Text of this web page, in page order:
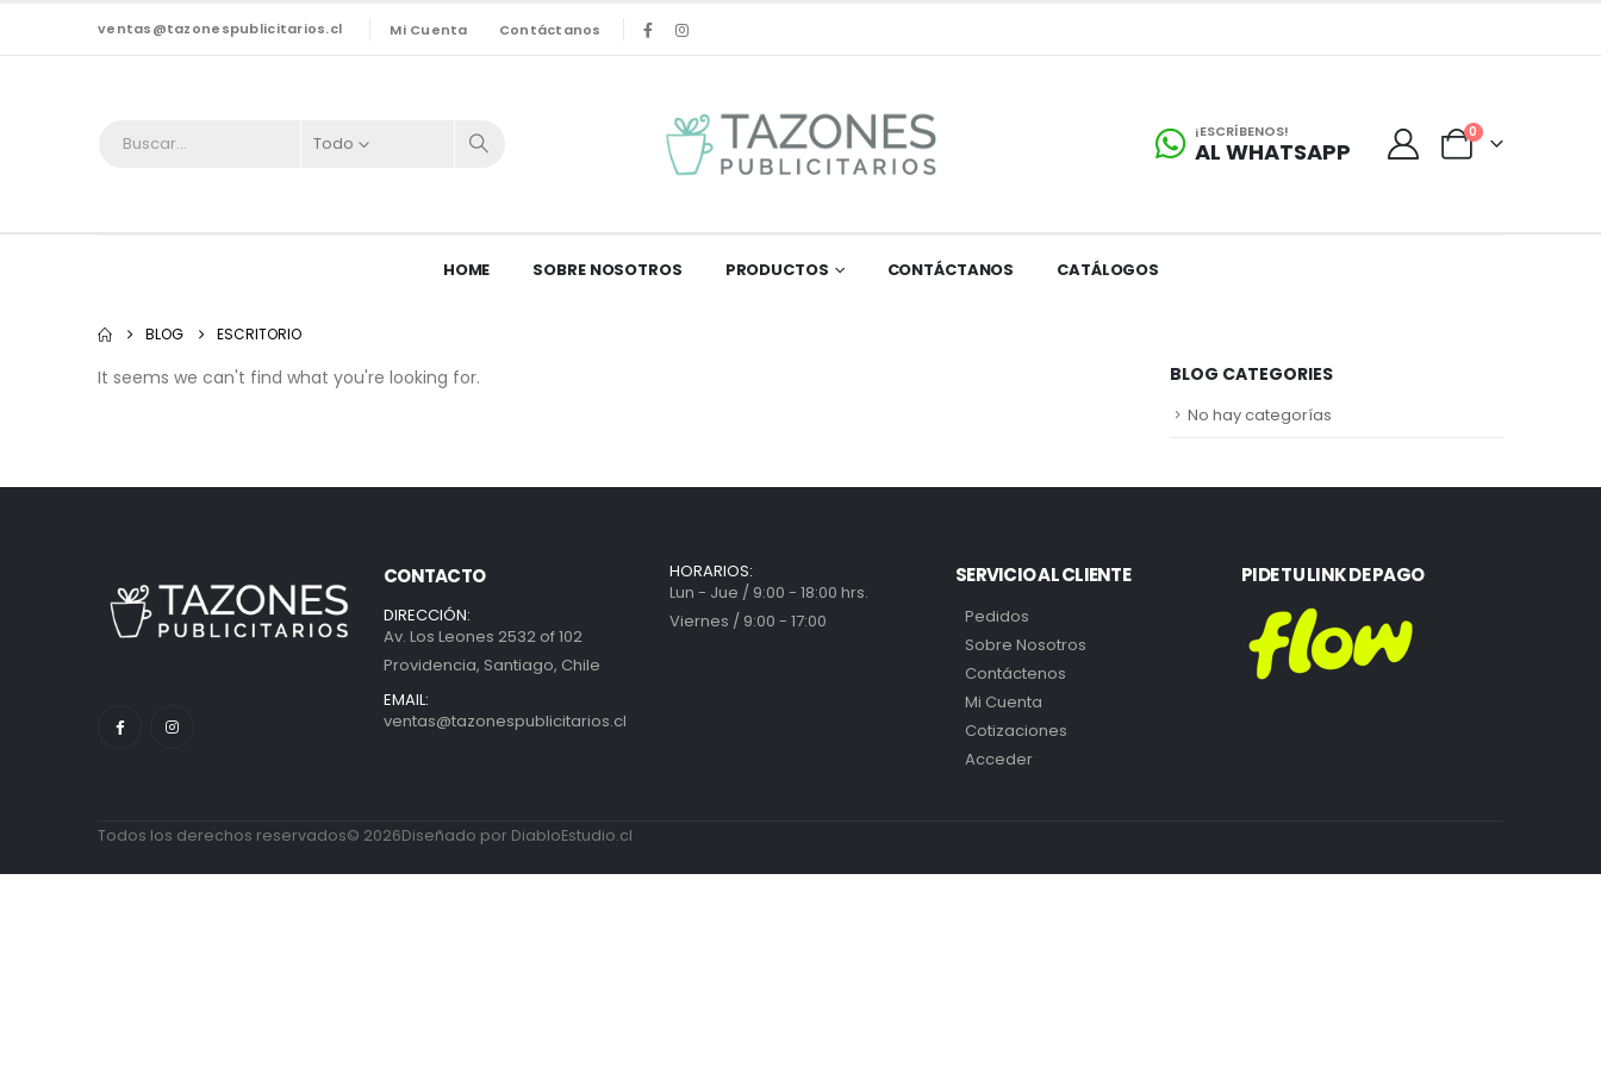
ventas@tazonespublicitarios.cl Mi Cuenta Contáctanos
Todo
¡ESCRÍBENOS!
AL WHATSAPP
0
HOME SOBRE NOSOTROS PRODUCTOS CONTÁCTANOS CATÁLOGOS
BLOG ESCRITORIO
It seems we can't find what you're looking for. BLOG CATEGORIES
No hay categorías
CONTACTO
DIRECCIÓN:
Av. Los Leones 2532 of 102
Providencia, Santiago, Chile
EMAIL:
ventas@tazonespublicitarios.cl
HORARIOS:
Lun - Jue / 9:00 - 18:00 hrs.
Viernes / 9:00 - 17:00
SERVICIO AL CLIENTE
Pedidos
Sobre Nosotros
Contáctenos
Mi Cuenta
Cotizaciones
Acceder
PIDE TU LINK DE PAGO
Todos los derechos reservados© 2026Diseñado por DiabloEstudio.cl